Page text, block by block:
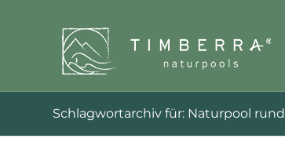
Schlagwortarchiv für: Naturpool rund